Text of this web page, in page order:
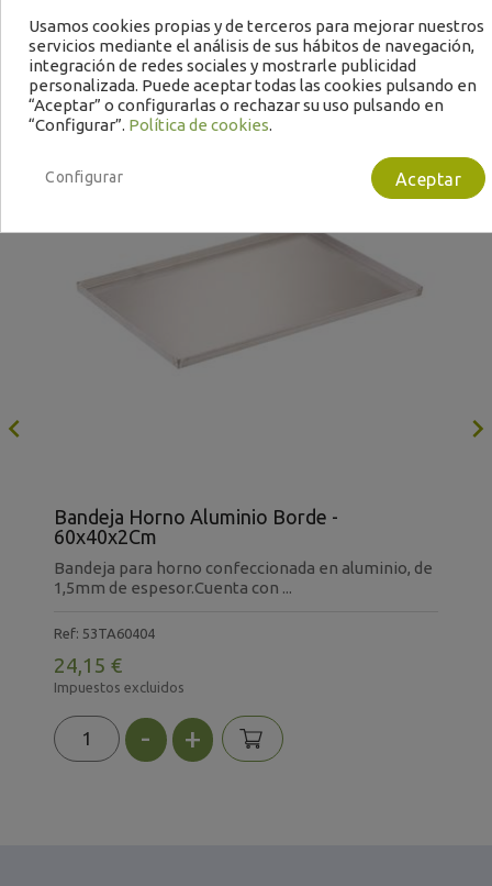
Bandeja Horno Aluminio Borde -
60x40x2Cm
Bandeja para horno confeccionada en aluminio, de
1,5mm de espesor.Cuenta con ...
Ref: 53TA60404
24,15 €
Impuestos excluidos
- +
Usamos cookies propias y de terceros para mejorar nuestros
servicios mediante el análisis de sus hábitos de navegación,
integración de redes sociales y mostrarle publicidad
personalizada. Puede aceptar todas las cookies pulsando en
“Aceptar” o configurarlas o rechazar su uso pulsando en
“Configurar”. Política de cookies.
Aceptar
Configurar